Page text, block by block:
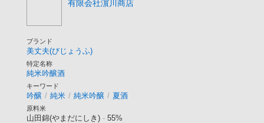
有限会社濵川商店
ブランド
美丈夫(びじょうふ)
特定名称
純米吟醸酒
キーワード
吟醸 / 純米 / 純米吟醸 / 夏酒
原料米
山田錦(やまだにしき) - 55%